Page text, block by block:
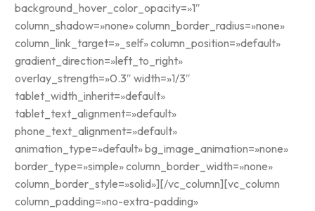
background_hover_color_opacity=»1″
column_shadow=»none» column_border_radius=»none»
column_link_target=»_self» column_position=»default»
gradient_direction=»left_to_right»
overlay_strength=»0.3″ width=»1/3″
tablet_width_inherit=»default»
tablet_text_alignment=»default»
phone_text_alignment=»default»
animation_type=»default» bg_image_animation=»none»
border_type=»simple» column_border_width=»none»
column_border_style=»solid»][/vc_column][vc_column
column_padding=»no-extra-padding»